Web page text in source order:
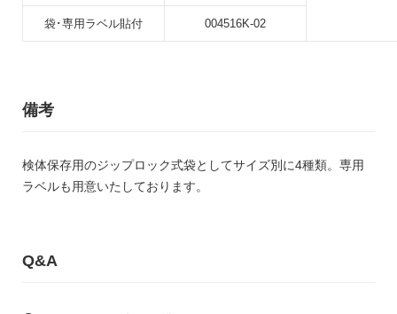
袋･専用ラベル貼付 004516K-02
備考
検体保存用のジップロック式袋としてサイズ別に4種類。専用
ラベルも用意いたしております。
Q&A